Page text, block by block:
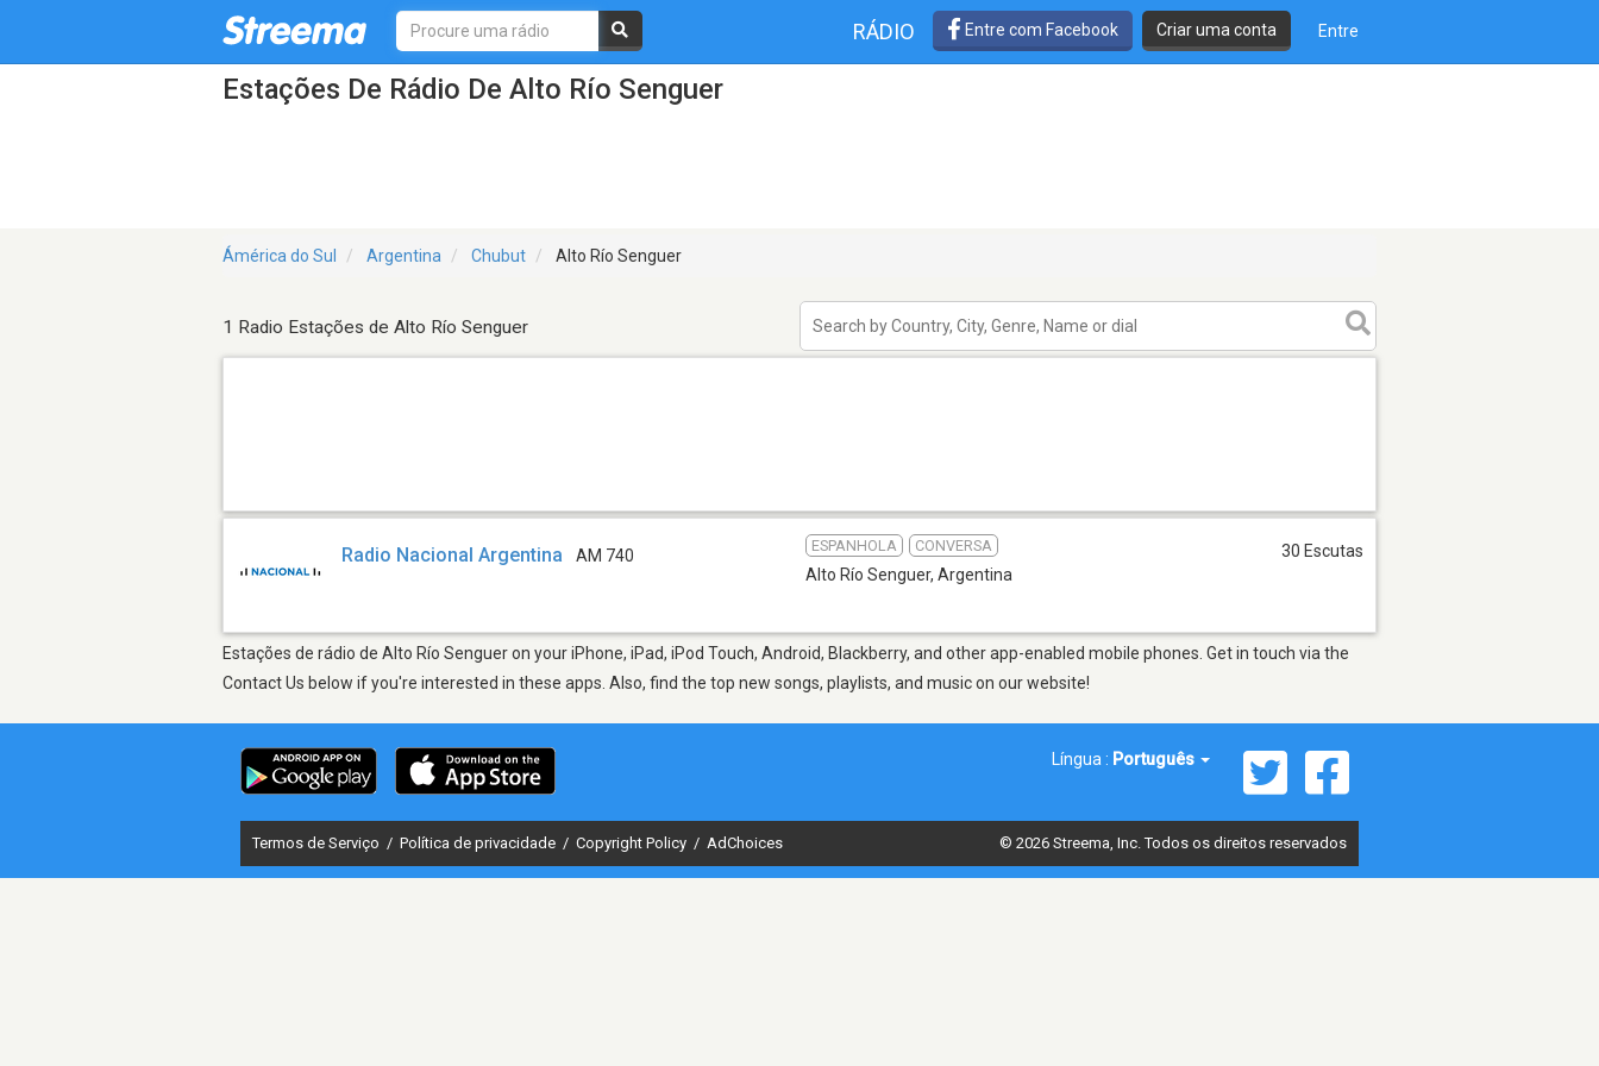
RÁDIO Entre com Facebook Criar uma conta Entre
Estações De Rádio De Alto Río Senguer
Ámérica do Sul Argentina Chubut Alto Río Senguer
1 Radio Estações de Alto Río Senguer
Radio Nacional Argentina AM 740
ESPANHOLA CONVERSA
Alto Río Senguer, Argentina
30 Escutas
Estações de rádio de Alto Río Senguer on your iPhone, iPad, iPod Touch, Android, Blackberry, and other app-enabled mobile phones. Get in touch via the
Contact Us below if you're interested in these apps. Also, find the top new songs, playlists, and music on our website!
Língua : Português
Termos de Serviço / Política de privacidade / Copyright Policy / AdChoices © 2026 Streema, Inc. Todos os direitos reservados